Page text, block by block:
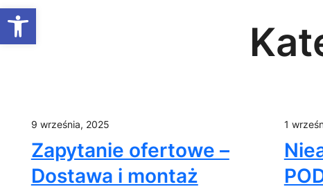
Otwórz pasek narzędzi
treści
9 września, 2025
Zapytanie ofertowe –
Dostawa i montaż
1